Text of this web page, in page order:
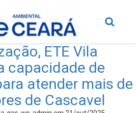
ETE Vila
capacidade de
atender mais de
de Cascavel